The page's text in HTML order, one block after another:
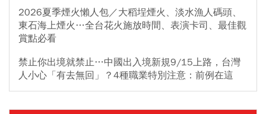
2026夏季煙火懶人包／大稻埕煙火、淡水漁人碼頭、
東石海上煙火…全台花火施放時間、表演卡司、最佳觀
賞點必看
禁止你出境就禁止…中國出入境新規9/15上路，台灣
人小心「有去無回」？4種職業特別注意：前例在這